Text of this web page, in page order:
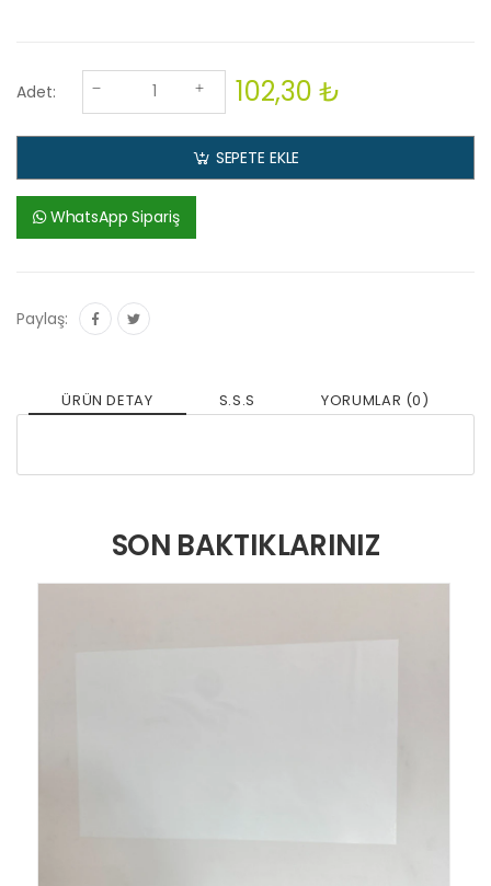
Adet: 102,30 ₺
SEPETE EKLE
WhatsApp Sipariş
Paylaş:
ÜRÜN DETAY S.S.S YORUMLAR (0)
SON BAKTIKLARINIZ